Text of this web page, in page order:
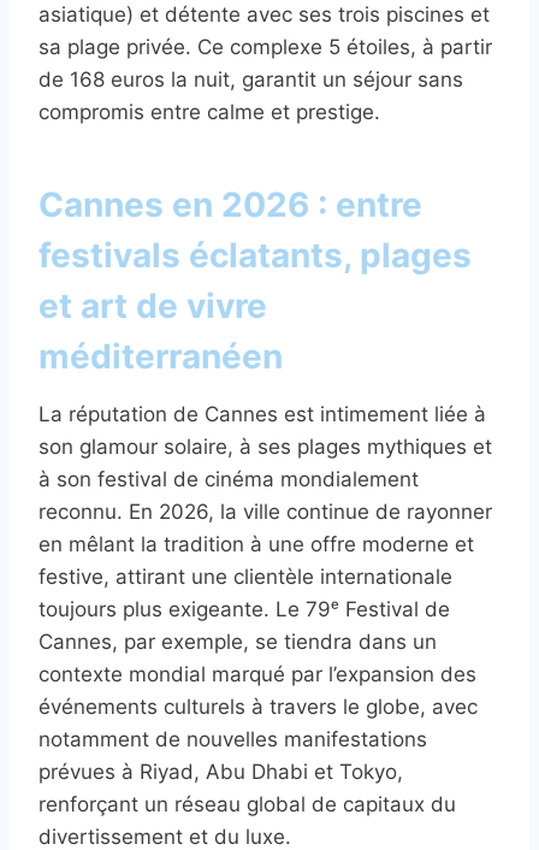
asiatique) et détente avec ses trois piscines et
sa plage privée. Ce complexe 5 étoiles, à partir
de 168 euros la nuit, garantit un séjour sans
compromis entre calme et prestige.
Cannes en 2026 : entre
festivals éclatants, plages
et art de vivre
méditerranéen
La réputation de Cannes est intimement liée à
son glamour solaire, à ses plages mythiques et
à son festival de cinéma mondialement
reconnu. En 2026, la ville continue de rayonner
en mêlant la tradition à une offre moderne et
festive, attirant une clientèle internationale
toujours plus exigeante. Le 79ᵉ Festival de
Cannes, par exemple, se tiendra dans un
contexte mondial marqué par l’expansion des
événements culturels à travers le globe, avec
notamment de nouvelles manifestations
prévues à Riyad, Abu Dhabi et Tokyo,
renforçant un réseau global de capitaux du
divertissement et du luxe.